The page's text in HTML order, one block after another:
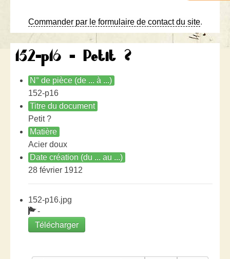
Commander par le formulaire de contact du site.
152-p16 - Petit ?
N° de pièce (de ... à ...)
152-p16
Titre du document
Petit ?
Matière
Acier doux
Date création (du ... au ...)
28 février 1912
152-p16.jpg
-
Télécharger